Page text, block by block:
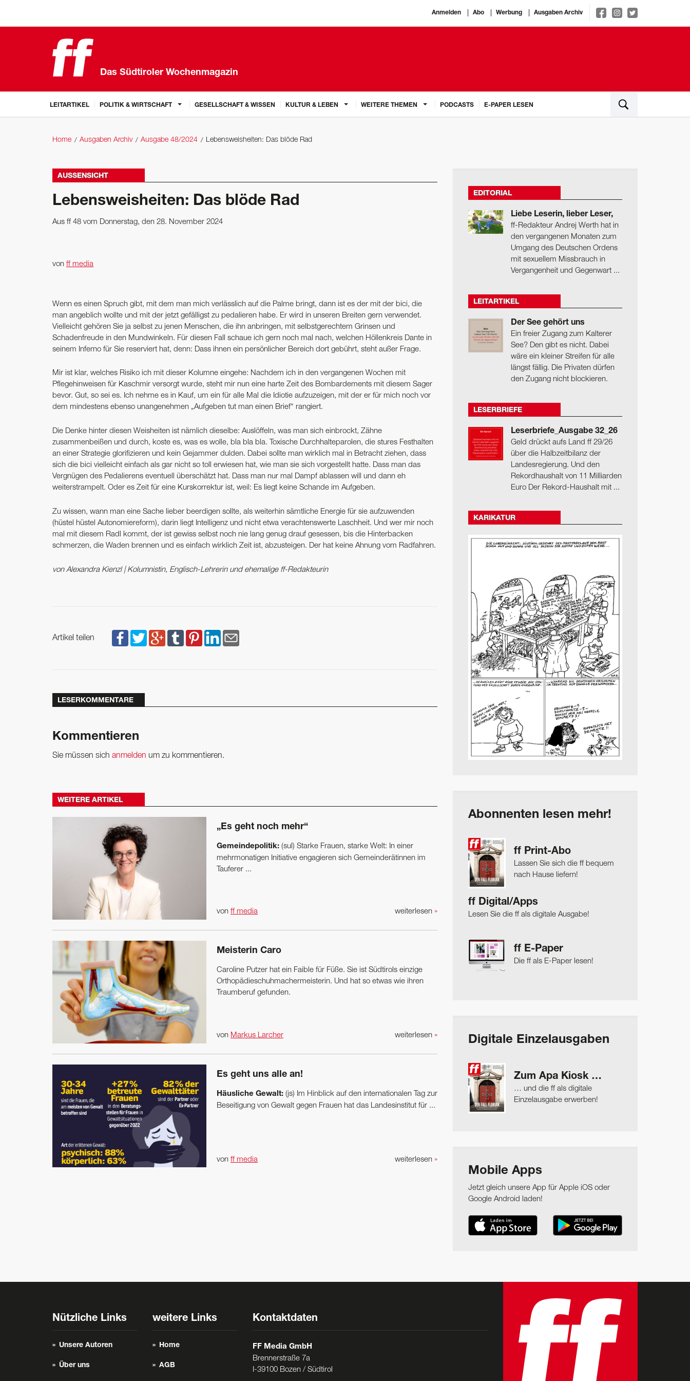
Anmelden Abo Werbung Ausgaben Archiv
Das Südtiroler Wochenmagazin
LEITARTIKEL POLITIK & WIRTSCHAFT GESELLSCHAFT & WISSEN KULTUR & LEBEN WEITERE THEMEN PODCASTS E-PAPER LESEN
Home Ausgaben Archiv Ausgabe 48/2024 Lebensweisheiten: Das blöde Rad
AUSSENSICHT
Lebensweisheiten: Das blöde Rad
Aus ff 48 vom Donnerstag, den 28. November 2024
von ff media
Wenn es einen Spruch gibt, mit dem man mich verlässlich auf die Palme bringt, dann ist es der mit der bici, die
man angeblich wollte und mit der jetzt gefälligst zu pedalieren habe. Er wird in unseren Breiten gern verwendet.
Vielleicht gehören Sie ja selbst zu jenen Menschen, die ihn anbringen, mit selbstgerechtem Grinsen und
Schadenfreude in den Mundwinkeln. Für diesen Fall schaue ich gern noch mal nach, welchen Höllenkreis Dante in
seinem Inferno für Sie reserviert hat, denn: Dass ihnen ein persönlicher Bereich dort gebührt, steht außer Frage.
Mir ist klar, welches Risiko ich mit dieser Kolumne eingehe: Nachdem ich in den vergangenen Wochen mit
Pflegehinweisen für Kaschmir versorgt wurde, steht mir nun eine harte Zeit des Bombardements mit diesem Sager
bevor. Gut, so sei es. Ich nehme es in Kauf, um ein für alle Mal die Idiotie aufzuzeigen, mit der er für mich noch vor
dem mindestens ebenso unangenehmen „Aufgeben tut man einen Brief“ rangiert.
Die Denke hinter diesen Weisheiten ist nämlich dieselbe: Auslöffeln, was man sich einbrockt, Zähne
zusammenbeißen und durch, koste es, was es wolle, bla bla bla. Toxische Durchhalteparolen, die stures Festhalten
an einer Strategie glorifizieren und kein Gejammer dulden. Dabei sollte man wirklich mal in Betracht ziehen, dass
sich die bici vielleicht einfach als gar nicht so toll erwiesen hat, wie man sie sich vorgestellt hatte. Dass man das
Vergnügen des Pedalierens eventuell überschätzt hat. Dass man nur mal Dampf ablassen will und dann eh
weiterstrampelt. Oder es Zeit für eine Kurskorrektur ist, weil: Es liegt keine Schande im Aufgeben.
Zu wissen, wann man eine Sache lieber beerdigen sollte, als weiterhin sämtliche Energie für sie aufzuwenden
(hüstel hüstel Autonomiereform), darin liegt Intelligenz und nicht etwa verachtenswerte Laschheit. Und wer mir noch
mal mit diesem Radl kommt, der ist gewiss selbst noch nie lang genug drauf gesessen, bis die Hinterbacken
schmerzen, die Waden brennen und es einfach wirklich Zeit ist, abzusteigen. Der hat keine Ahnung vom Radfahren.
von Alexandra Kienzl | Kolumnistin, Englisch-Lehrerin und ehemalige ff-Redakteurin
Artikel teilen
LESERKOMMENTARE
Kommentieren
Sie müssen sich anmelden um zu kommentieren.
WEITERE ARTIKEL
„Es geht noch mehr“
Gemeindepolitik: (sul) Starke Frauen, starke Welt: In einer
mehrmonatigen Initiative engagieren sich Gemeinderätinnen im
Tauferer ...
weiterlesen »
von ff media
Meisterin Caro
Caroline Putzer hat ein Faible für Füße. Sie ist Südtirols einzige
Orthopädieschuh­machermeisterin. Und hat so etwas wie ihren
Traumberuf gefunden.
weiterlesen »
von Markus Larcher
Es geht uns alle an!
Häusliche Gewalt: (js) Im Hinblick auf den internationalen Tag zur
Beseitigung von Gewalt gegen Frauen hat das Landesinstitut für ...
weiterlesen »
von ff media
EDITORIAL
Liebe Leserin, lieber Leser,
ff-Redakteur Andrej Werth hat in
den vergangenen Monaten zum
Umgang des Deutschen Ordens
mit sexuellem Missbrauch in
Vergangenheit und Gegenwart ...
LEITARTIKEL
Der See gehört uns
Ein freier Zugang zum Kalterer
See? Den gibt es nicht. Dabei
wäre ein kleiner Streifen für alle
längst fällig. Die Privaten dürfen
den Zugang nicht blockieren.
LESERBRIEFE
Leserbriefe_Ausgabe 32_26
Geld drückt aufs Land ff 29/26
über die Halbzeitbilanz der
Landesregierung. Und den
Rekordhaushalt von 11 Milliarden
Euro Der Rekord-Haushalt mit ...
KARIKATUR
Abonnenten lesen mehr!
ff Print-Abo
Lassen Sie sich die ff bequem
nach Hause liefern!
ff Digital/Apps
Lesen Sie die ff als digitale Ausgabe!
ff E-Paper
Die ff als E-Paper lesen!
Digitale Einzelausgaben
Zum Apa Kiosk …
… und die ff als digitale
Einzelausgabe erwerben!
Mobile Apps
Jetzt gleich unsere App für Apple iOS oder
Google Android laden!
Nützliche Links
Unsere Autoren
Über uns
weitere Links
Home
AGB
Kontaktdaten
FF Media GmbH
Brennerstraße 7a
I-39100 Bozen / Südtirol